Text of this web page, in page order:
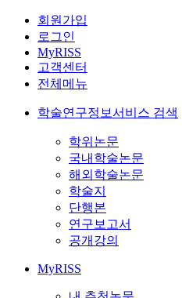
회원가입
로그인
MyRISS
고객센터
전체메뉴
학술연구정보서비스 검색
학위논문
국내학술논문
해외학술논문
학술지
단행본
연구보고서
공개강의
MyRISS